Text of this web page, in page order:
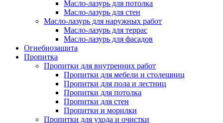
Масло-лазурь для потолка
Масло-лазурь для стен
Масло-лазурь для наружных работ
Масло-лазурь для террас
Масло-лазурь для фасадов
Огнебиозащита
Пропитка
Пропитки для внутренних работ
Пропитки для мебели и столешниц
Пропитки для пола и лестниц
Пропитки для потолка
Пропитки для стен
Пропитки и морилки
Пропитки для ухода и очистки